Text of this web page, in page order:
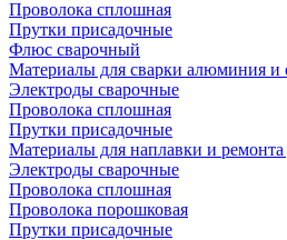
Проволока сплошная
Прутки присадочные
Флюс сварочный
Материалы для сварки алюминия и
Электроды сварочные
Проволока сплошная
Прутки присадочные
Материалы для наплавки и ремонта
Электроды сварочные
Проволока сплошная
Проволока порошковая
Прутки присадочные